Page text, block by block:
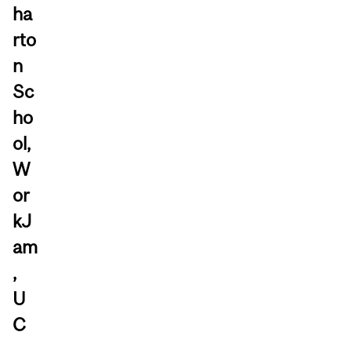
ha
rto
n
Sc
ho
ol,
W
or
kJ
am
,
U
C